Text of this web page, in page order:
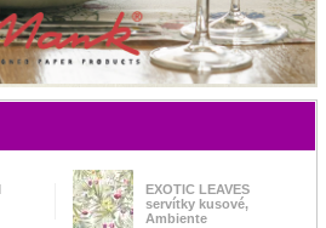
EXOTIC LEAVES
servítky kusové,
Ambiente